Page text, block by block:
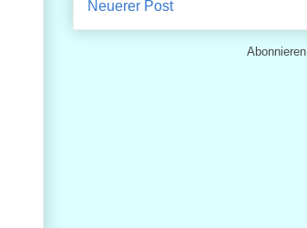
Neuerer Post
Abonnieren